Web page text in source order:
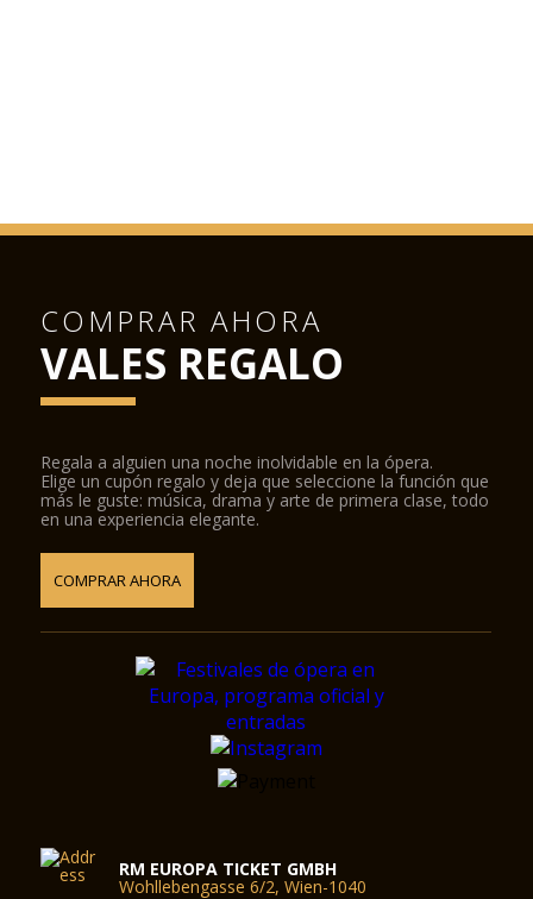
COMPRAR AHORA
VALES REGALO
Regala a alguien una noche inolvidable en la ópera.
Elige un cupón regalo y deja que seleccione la función que
más le guste: música, drama y arte de primera clase, todo
en una experiencia elegante.
COMPRAR AHORA
RM EUROPA TICKET GMBH
Wohllebengasse 6/2, Wien-1040